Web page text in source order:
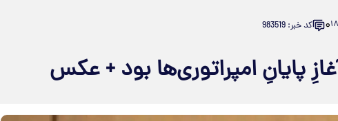
۰ کد خبر: 983519
پایانِ امپراتوری‌ها بود + عکس